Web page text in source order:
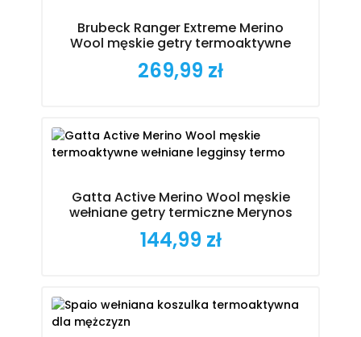
Brubeck Ranger Extreme Merino
Wool męskie getry termoaktywne
Cena
269,99 zł
Gatta Active Merino Wool męskie
wełniane getry termiczne Merynos
Cena
144,99 zł